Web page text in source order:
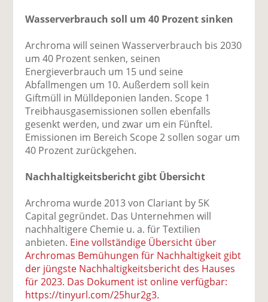
Wasserverbrauch soll um 40 Prozent sinken
Archroma will seinen Wasserverbrauch bis 2030
um 40 Prozent senken, seinen
Energieverbrauch um 15 und seine
Abfallmengen um 10. Außerdem soll kein
Giftmüll in Mülldeponien landen. Scope 1
Treibhausgasemissionen sollen ebenfalls
gesenkt werden, und zwar um ein Fünftel.
Emissionen im Bereich Scope 2 sollen sogar um
40 Prozent zurückgehen.
Nachhaltigkeitsbericht gibt Übersicht
Archroma wurde 2013 von Clariant by 5K
Capital gegründet. Das Unternehmen will
nachhaltigere Chemie u. a. für Textilien
anbieten. Eine vollständige Übersicht über
Archromas Bemühungen für Nachhaltigkeit gibt
der jüngste Nachhaltigkeitsbericht des Hauses
für 2023. Das Dokument ist online verfügbar:
https://tinyurl.com/25hur2g3.